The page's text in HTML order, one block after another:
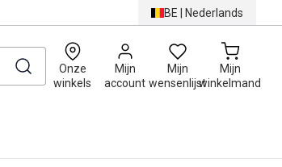
BE | Nederlands
Onze
winkels
Mijn
account
Mijn
wensenlijst
Mijn
winkelmand
0